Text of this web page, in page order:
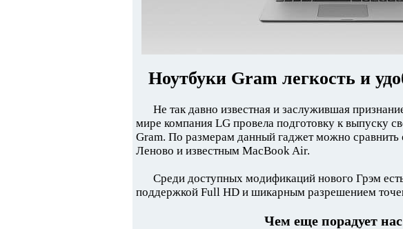
Ноутбуки Gram легкость и
Не так давно известная и заслужившая
мире компания LG провела подготовку к выпуску
Gram. По размерам данный гаджет можно сравнить
Леново и известным MacBook Air.
Среди доступных модификаций нового Грэм
поддержкой Full HD и шикарным разрешением
Чем еще порадует